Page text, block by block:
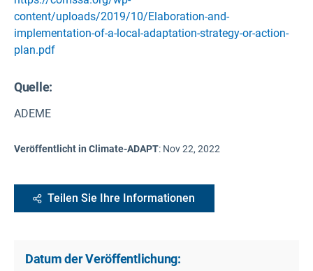
content/uploads/2019/10/Elaboration-and-
implementation-of-a-local-adaptation-strategy-or-action-
plan.pdf
Quelle:
ADEME
Veröffentlicht in Climate-ADAPT: Nov 22, 2022
Teilen Sie Ihre Informationen
Datum der Veröffentlichung: